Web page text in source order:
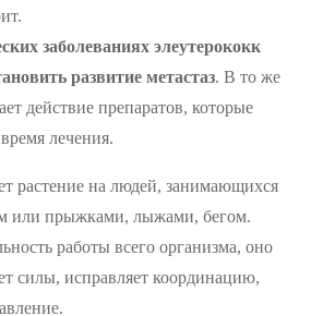
заболеваниях элеутерококк
развитие метастаз. В то же
действие препаратов, которые
лечения.
растение на людей, занимающихся
или прыжками, лыжами, бегом.
работы всего организма, оно
силы, исправляет координацию,